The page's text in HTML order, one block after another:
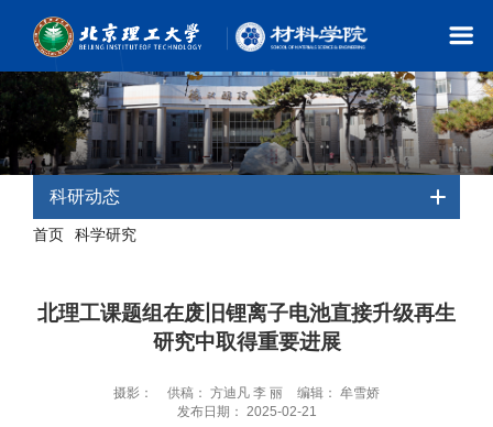
科研动态
首页 科学研究
北理工课题组在废旧锂离子电池直接升级再生
研究中取得重要进展
摄影： 供稿： 方迪凡 李 丽
编辑： 牟雪娇
发布日期： 2025-02-21